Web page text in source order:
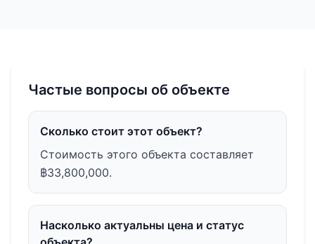
Частые вопросы об объекте
Сколько стоит этот объект?
Стоимость этого объекта составляет
฿33,800,000.
Насколько актуальны цена и статус